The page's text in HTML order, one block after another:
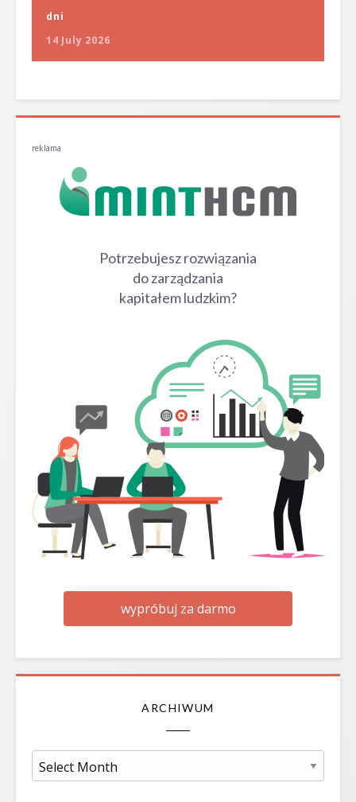
dni
14 July 2026
reklama
Potrzebujesz rozwiązania
do zarządzania
kapitałem ludzkim?
wypróbuj za darmo
ARCHIWUM
Archiwum